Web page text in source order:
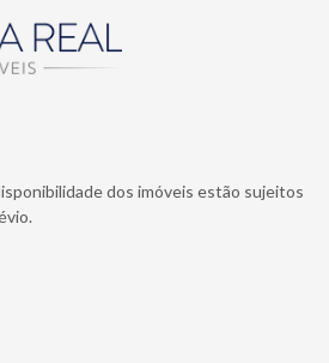
dos imóveis estão sujeitos